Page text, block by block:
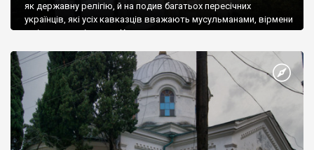
як державну релігію, й на подив багатьох пересічних
українців, які усіх кавказців вважають мусульманами, вірмени
є відданими вірянами Христа